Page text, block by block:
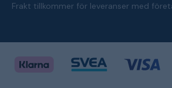
Frakt tillkommer för leveranser med